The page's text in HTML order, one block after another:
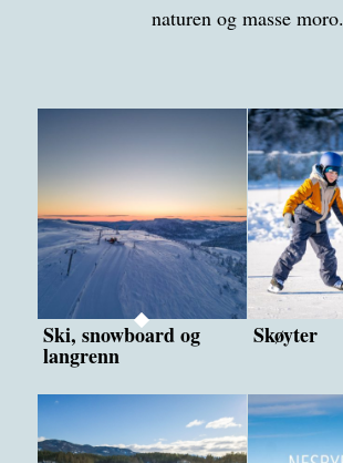
naturen og masse moro.
Ski, snowboard og
langrenn
Skøyter